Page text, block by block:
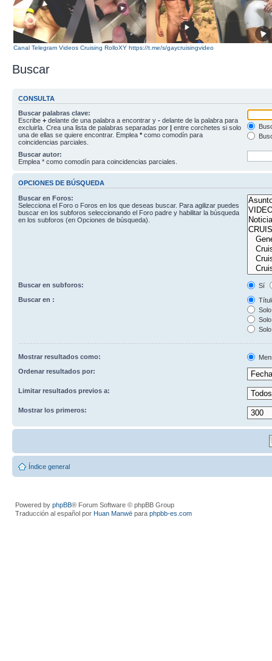
Canal Telegram Videos Cruising RolloXY https://t.me/s/gaycruisingvideo
Buscar
CONSULTA
Buscar palabras clave:
Escribe + delante de una palabra a encontrar y - delante de la palabra para
excluirla. Crea una lista de palabras separadas por | entre corchetes si solo
una de ellas se quiere encontrar. Emplea * como comodín para
coincidencias parciales.
Buscar autor:
Emplea * como comodín para coincidencias parciales.
OPCIONES DE BÚSQUEDA
Buscar en Foros:
Selecciona el Foro o Foros en los que deseas buscar. Para agilizar puedes
buscar en los subforos seleccionando el Foro padre y habilitar la búsqueda
en los subforos (en Opciones de búsqueda).
Buscar en subforos:
Sí
Buscar en :
Mostrar resultados como:
Ordenar resultados por:
Limitar resultados previos a:
Mostrar los primeros:
Índice general
Powered by phpBB® Forum Software © phpBB Group
Traducción al español por Huan Manwë para phpbb-es.com